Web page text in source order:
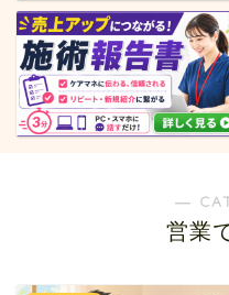
―
営業